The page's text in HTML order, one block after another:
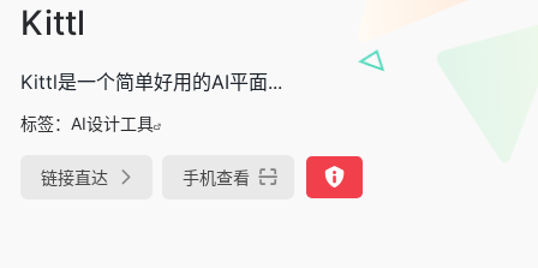
Kittl
Kittl是一个简单好用的AI平面...
标签： AI设计工具
链接直达 手机查看